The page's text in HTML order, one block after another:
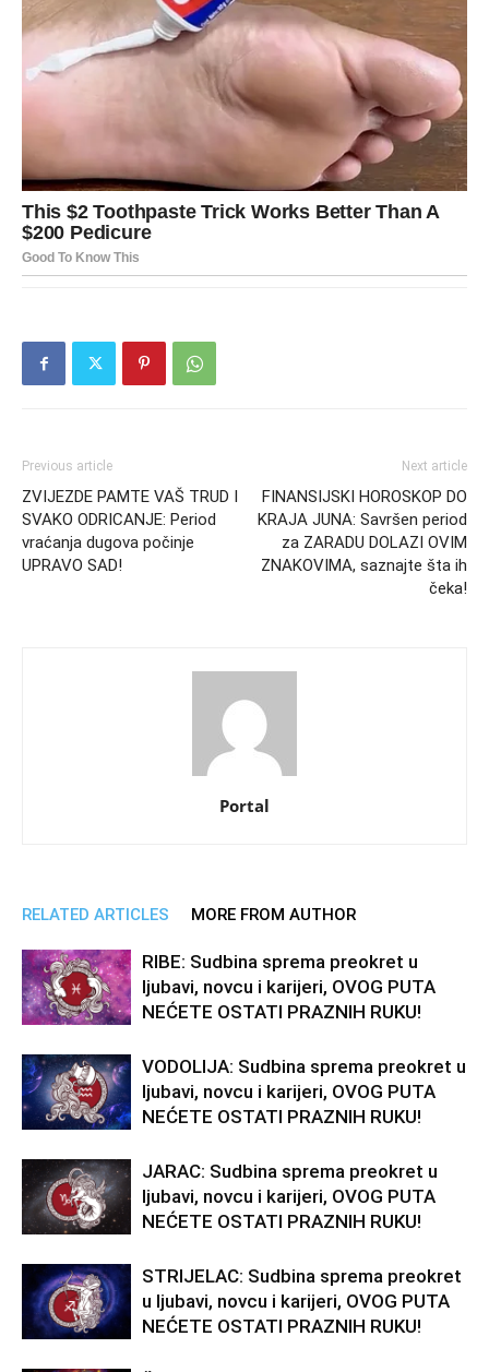
Previous article
ZVIJEZDE PAMTE VAŠ TRUD I
SVAKO ODRICANJE: Period
vraćanja dugova počinje
UPRAVO SAD!
Next article
FINANSIJSKI HOROSKOP DO
KRAJA JUNA: Savršen period
za ZARADU DOLAZI OVIM
ZNAKOVIMA, saznajte šta ih
čeka!
Portal
RELATED ARTICLES MORE FROM AUTHOR
RIBE: Sudbina sprema preokret u
ljubavi, novcu i karijeri, OVOG PUTA
NEĆETE OSTATI PRAZNIH RUKU!
VODOLIJA: Sudbina sprema preokret u
ljubavi, novcu i karijeri, OVOG PUTA
NEĆETE OSTATI PRAZNIH RUKU!
JARAC: Sudbina sprema preokret u
ljubavi, novcu i karijeri, OVOG PUTA
NEĆETE OSTATI PRAZNIH RUKU!
STRIJELAC: Sudbina sprema preokret
u ljubavi, novcu i karijeri, OVOG PUTA
NEĆETE OSTATI PRAZNIH RUKU!